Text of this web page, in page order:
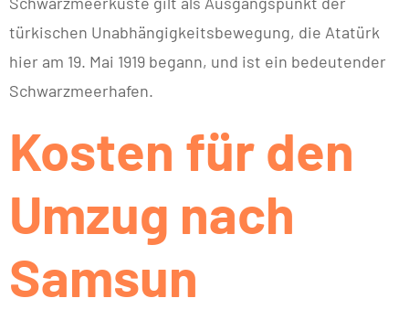
türkischen Unabhängigkeitsbewegung, die Atatürk
hier am 19. Mai 1919 begann, und ist ein bedeutender
Schwarzmeerhafen.
Kosten für den
Umzug nach
Samsun